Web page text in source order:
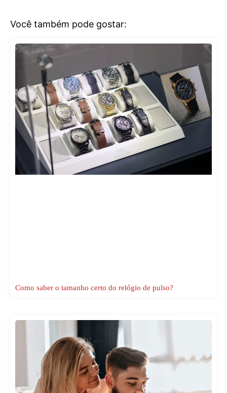
Você também pode gostar:
Como saber o tamanho certo do relógio de pulso?